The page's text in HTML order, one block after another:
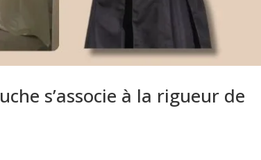
s’associe à la rigueur de